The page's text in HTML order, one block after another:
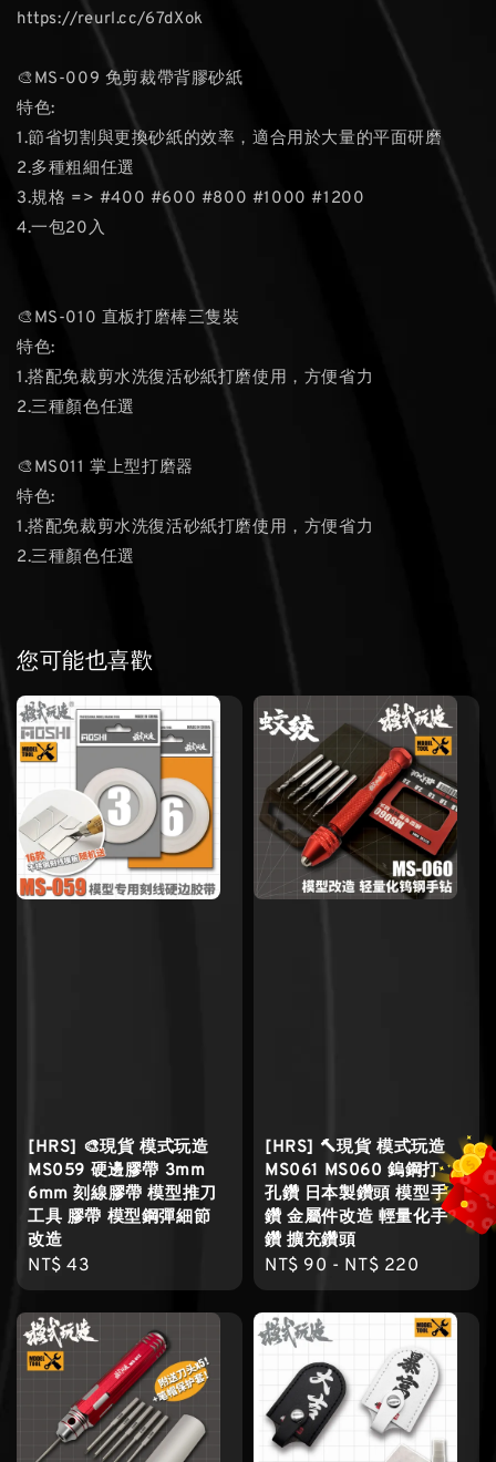
https://reurl.cc/67dXok
🎨MS-009 免剪裁帶背膠砂紙
特色:
1.節省切割與更換砂紙的效率，適合用於大量的平面研磨
2.多種粗細任選
3.規格 => #400 #600 #800 #1000 #1200
4.一包20入
🎨MS-010 直板打磨棒三隻裝
特色:
1.搭配免裁剪水洗復活砂紙打磨使用，方便省力
2.三種顏色任選
🎨MS011 掌上型打磨器
特色:
1.搭配免裁剪水洗復活砂紙打磨使用，方便省力
2.三種顏色任選
您可能也喜歡
[HRS] 🎨現貨 模式玩造
MS059 硬邊膠帶 3mm
6mm 刻線膠帶 模型推刀
工具 膠帶 模型鋼彈細節
改造
Regular
price
NT$ 43
[HRS] 🔨現貨 模式玩造
MS061 MS060 鎢鋼打
孔鑽 日本製鑽頭 模型手
鑽 金屬件改造 輕量化手
鑽 擴充鑽頭
Regular
price
NT$ 90 - NT$ 220